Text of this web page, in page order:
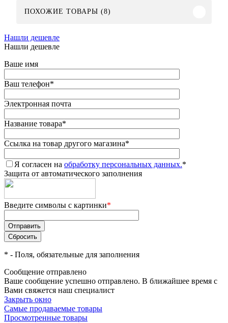
ПОХОЖИЕ ТОВАРЫ (8)
Нашли дешевле
Нашли дешевле
Ваше имя
Ваш телефон*
Электронная почта
Название товара*
Ссылка на товар другого магазина*
Я согласен на обработку персональных данных.*
Защита от автоматического заполнения
Введите символы с картинки*
* - Поля, обязательные для заполнения
Сообщение отправлено
Ваше сообщение успешно отправлено. В ближайшее время с
Вами свяжется наш специалист
Закрыть окно
Самые продаваемые товары
Просмотренные товары